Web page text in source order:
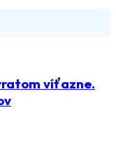
víťazne.